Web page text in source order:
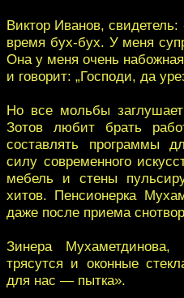
Виктор Иванов,
время бух-бух. У меня
Она у меня очень
и говорит: „Господи, да
Но все мольбы
Зотов любит брать
составлять программы
силу современного
мебель и стены
хитов. Пенсионерка
даже после приема
Зинера
трясутся и оконные
для нас — пытка».